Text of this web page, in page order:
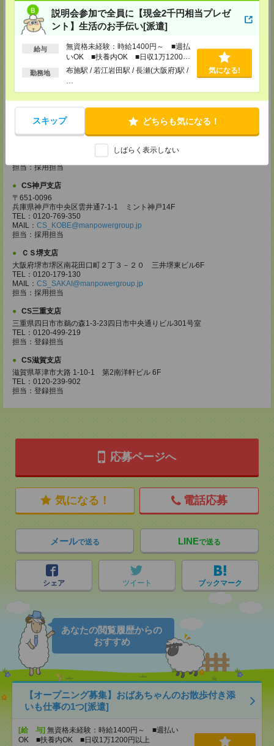
説明会参加で全員に【現金2千円相当プレゼ
ント】生活のお手伝い[派遣]
給与
無資格未経験：時給1400円～ ■週払
いOK ■扶養内OK ■日収1万1200円
以上
勤務地
布施駅 / 若江岩田駅 / 長瀬(大阪府)駅 /
気になる!
スキップ どちらも気になる！
しばらく表示しない
大阪府大阪市北区堂島2-2-2 近鉄堂島ビル11ＦMAP
TEL：0120-923-052
MAIL：CS_OSAKA@manpowergroup.jp
担当：採用担当
CS難波支店
大阪市中央区難波 2-2-3 御堂筋グランドビル 3F
TEL：0120-923-052
MAIL：CS_NANBA@manpowergroup.jp
担当：採用担当
CS京都支店
CS_KYOTO@manpowergroup.jp
担当：採用担当
CS神戸支店
〒651-0096
兵庫県神戸市中央区雲井通7-1-1 ミント神戸14F
TEL：0120-769-350
MAIL： CS_KOBE@manpowergroup.jp
担当：採用担当
ＣＳ堺支店
大阪府堺市堺区南花田口町２丁３－２０ 三井堺東ビル6F
TEL：0120-179-130
MAIL： CS_SAKAI@manpowergroup.jp
担当：採用担当
CS三重支店
三重県四日市市鵜の森1-3-23四日市中央通りビル301号室
TEL：0120-499-219
担当：登録担当
CS滋賀支店
滋賀県草津市大路 1-10-1 第2南洋軒ビル 6F
TEL：0120-239-902
担当：登録担当
応募ページへ
気になる！ 電話応募
メールで送る LINEで送る
シェア ツイート ブックマーク
あなたの閲覧履歴からの
おすすめ
【オープニング募集】おばあちゃんのお散歩付き添
いも仕事の1つ[派遣]
[給 与] 無資格未経験：時給1400円～ ■週払い
OK ■扶養内OK ■日収1万1200円以上